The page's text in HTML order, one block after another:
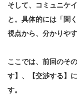
そして、
コミュニケ
と。具体的には 「聞
視点から、分かりや
ここでは、前回のそ
す】、【交渉する】
す。